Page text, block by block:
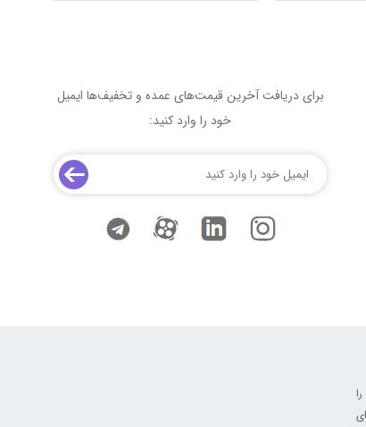
برای دریافت آخرین قیمت‌های عمده و تخفیف‌ها ایمیل
خود را وارد کنید: